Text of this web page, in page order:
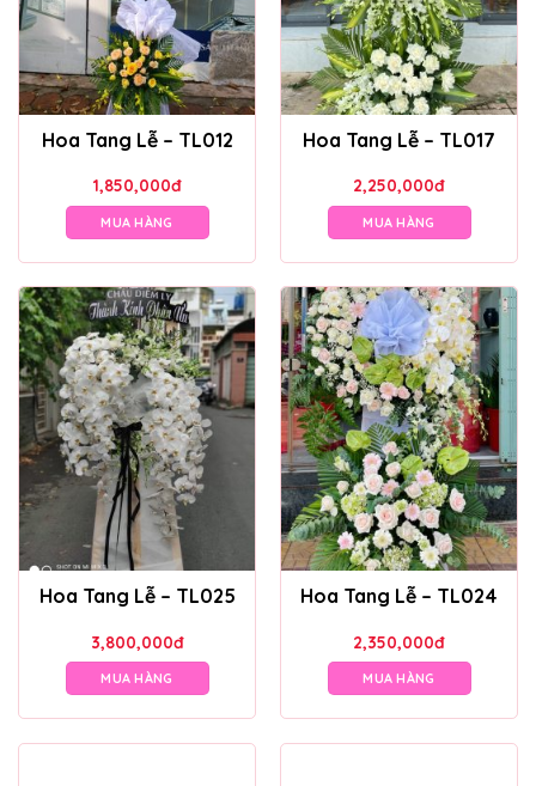
Hoa Tang Lễ – TL012
1,850,000đ
MUA HÀNG
Hoa Tang Lễ – TL017
2,250,000đ
MUA HÀNG
Hoa Tang Lễ – TL025
3,800,000đ
MUA HÀNG
Hoa Tang Lễ – TL024
2,350,000đ
MUA HÀNG